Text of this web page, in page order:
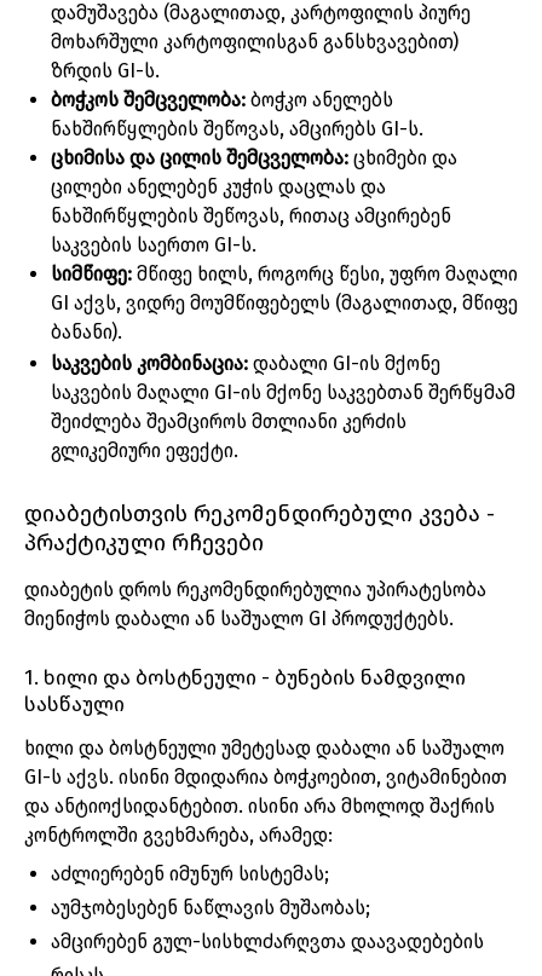
დამუშავება (მაგალითად, კარტოფილის პიურე
მოხარშული კარტოფილისგან განსხვავებით)
ზრდის GI-ს.
ბოჭკოს შემცველობა: ბოჭკო ანელებს
ნახშირწყლების შეწოვას, ამცირებს GI-ს.
ცხიმისა და ცილის შემცველობა: ცხიმები და
ცილები ანელებენ კუჭის დაცლას და
ნახშირწყლების შეწოვას, რითაც ამცირებენ
საკვების საერთო GI-ს.
სიმწიფე: მწიფე ხილს, როგორც წესი, უფრო მაღალი
GI აქვს, ვიდრე მოუმწიფებელს (მაგალითად, მწიფე
ბანანი).
საკვების კომბინაცია: დაბალი GI-ის მქონე
საკვების მაღალი GI-ის მქონე საკვებთან შერწყმამ
შეიძლება შეამციროს მთლიანი კერძის
გლიკემიური ეფექტი.
დიაბეტისთვის რეკომენდირებული კვება -
პრაქტიკული რჩევები
დიაბეტის დროს რეკომენდირებულია უპირატესობა
მიენიჭოს დაბალი ან საშუალო GI პროდუქტებს.
1. ხილი და ბოსტნეული - ბუნების ნამდვილი
სასწაული
ხილი და ბოსტნეული უმეტესად დაბალი ან საშუალო
GI-ს აქვს. ისინი მდიდარია ბოჭკოებით, ვიტამინებით
და ანტიოქსიდანტებით. ისინი არა მხოლოდ შაქრის
კონტროლში გვეხმარება, არამედ:
აძლიერებენ იმუნურ სისტემას;
აუმჯობესებენ ნაწლავის მუშაობას;
ამცირებენ გულ-სისხლძარღვთა დაავადებების